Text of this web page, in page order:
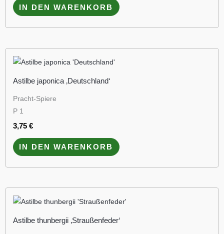
IN DEN WARENKORB
Astilbe japonica ‚Deutschland‘
Pracht-Spiere
P 1
3,75 €
IN DEN WARENKORB
Astilbe thunbergii ‚Straußenfeder‘